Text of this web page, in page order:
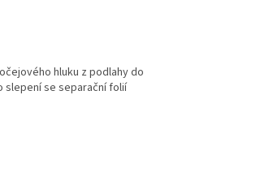
hluku z podlahy do
slepení se separační folií